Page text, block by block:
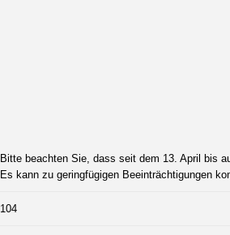
Bitte beachten Sie, dass seit dem 13. April bis
Es kann zu geringfügigen Beeinträchtigungen
104